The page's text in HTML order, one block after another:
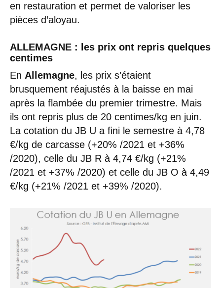
en restauration et permet de valoriser les
pièces d’aloyau.
ALLEMAGNE : les prix ont repris quelques
centimes
En Allemagne, les prix s’étaient
brusquement réajustés à la baisse en mai
après la flambée du premier trimestre. Mais
ils ont repris plus de 20 centimes/kg en juin.
La cotation du JB U a fini le semestre à 4,78
€/kg de carcasse (+20% /2021 et +36%
/2020), celle du JB R à 4,74 €/kg (+21%
/2021 et +37% /2020) et celle du JB O à 4,49
€/kg (+21% /2021 et +39% /2020).